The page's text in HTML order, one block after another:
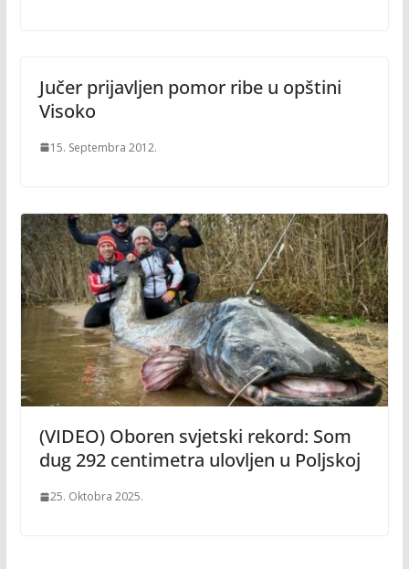
Jučer prijavljen pomor ribe u opštini
Visoko
15. Septembra 2012.
(VIDEO) Oboren svjetski rekord: Som
dug 292 centimetra ulovljen u Poljskoj
25. Oktobra 2025.